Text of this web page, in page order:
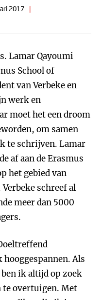
2017
|
Lamar Qayoumi
School of
van Verbeke en
werk en
moet het een droom
om samen
te schrijven. Lamar
af aan de Erasmus
het gebied van
schreef al
meer dan 5000
hooggespannen. Als
ik altijd op zoek
te overtuigen. Met